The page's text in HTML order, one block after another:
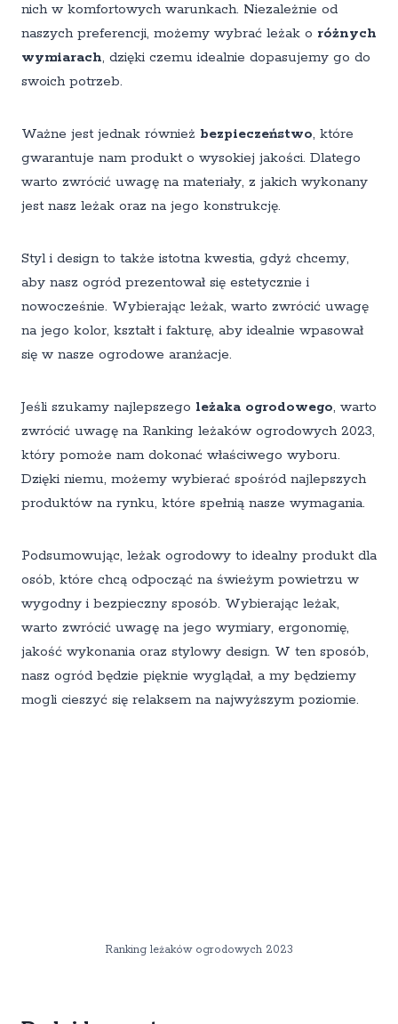
nich w komfortowych warunkach. Niezależnie od
naszych preferencji, możemy wybrać leżak o różnych
wymiarach, dzięki czemu idealnie dopasujemy go do
swoich potrzeb.
Ważne jest jednak również bezpieczeństwo, które
gwarantuje nam produkt o wysokiej jakości. Dlatego
warto zwrócić uwagę na materiały, z jakich wykonany
jest nasz leżak oraz na jego konstrukcję.
Styl i design to także istotna kwestia, gdyż chcemy,
aby nasz ogród prezentował się estetycznie i
nowocześnie. Wybierając leżak, warto zwrócić uwagę
na jego kolor, kształt i fakturę, aby idealnie wpasował
się w nasze ogrodowe aranżacje.
Jeśli szukamy najlepszego leżaka ogrodowego, warto
zwrócić uwagę na Ranking leżaków ogrodowych 2023,
który pomoże nam dokonać właściwego wyboru.
Dzięki niemu, możemy wybierać spośród najlepszych
produktów na rynku, które spełnią nasze wymagania.
Podsumowując, leżak ogrodowy to idealny produkt dla
osób, które chcą odpocząć na świeżym powietrzu w
wygodny i bezpieczny sposób. Wybierając leżak,
warto zwrócić uwagę na jego wymiary, ergonomię,
jakość wykonania oraz stylowy design. W ten sposób,
nasz ogród będzie pięknie wyglądał, a my będziemy
mogli cieszyć się relaksem na najwyższym poziomie.
Ranking leżaków ogrodowych 2023